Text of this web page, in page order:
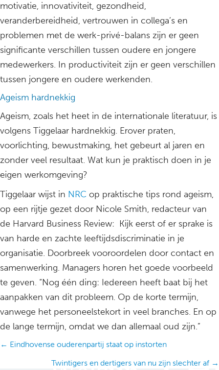
motivatie, innovativiteit, gezondheid,
veranderbereidheid, vertrouwen in collega’s en
problemen met de werk-privé-balans zijn er geen
significante verschillen tussen oudere en jongere
medewerkers. In productiviteit zijn er geen verschillen
tussen jongere en oudere werkenden.
Ageism hardnekkig
Ageism, zoals het heet in de internationale literatuur, is
volgens Tiggelaar hardnekkig. Erover praten,
voorlichting, bewustmaking, het gebeurt al jaren en
zonder veel resultaat. Wat kun je praktisch doen in je
eigen werkomgeving?
Tiggelaar wijst in NRC op praktische tips rond ageism,
op een rijtje gezet door Nicole Smith, redacteur van
de Harvard Business Review: Kijk eerst of er sprake is
van harde en zachte leeftijdsdiscriminatie in je
organisatie. Doorbreek vooroordelen door contact en
samenwerking. Managers horen het goede voorbeeld
te geven. “Nog één ding: Iedereen heeft baat bij het
aanpakken van dit probleem. Op de korte termijn,
vanwege het personeelstekort in veel branches. En op
de lange termijn, omdat we dan allemaal oud zijn.”
Posts
navigation
← Eindhovense ouderenpartij staat op instorten
Twintigers en dertigers van nu zijn slechter af →